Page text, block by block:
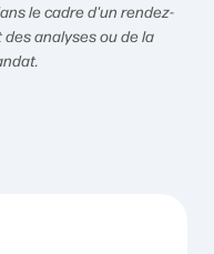
le cadre d'un rendez-
analyses ou de la